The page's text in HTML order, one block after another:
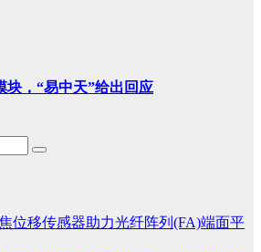
块，“易中天”给出回应
位移传感器助力光纤阵列(FA)端面平